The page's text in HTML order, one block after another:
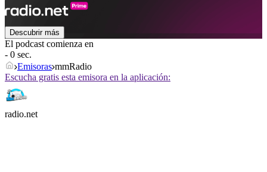
Descubrir más
El podcast comienza en
- 0 sec.
Emisoras mmRadio
Escucha gratis esta emisora en la aplicación:
radio.net